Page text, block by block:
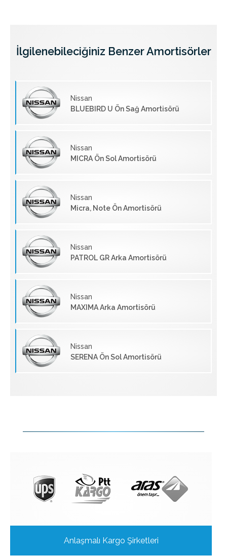
İlgilenebileciğiniz Benzer Amortisörler
Nissan
BLUEBIRD U Ön Sağ Amortisörü
Nissan
MICRA Ön Sol Amortisörü
Nissan
Micra, Note Ön Amortisörü
Nissan
PATROL GR Arka Amortisörü
Nissan
MAXIMA Arka Amortisörü
Nissan
SERENA Ön Sol Amortisörü
Anlaşmalı Kargo Şirketleri